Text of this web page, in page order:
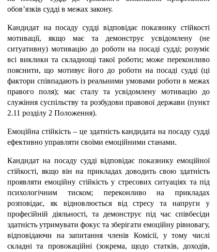
обов’язків судді в межах закону.
Кандидат на посаду судді відповідає показнику стійкості
мотивації, якщо має та демонструє усвідомлену (не
ситуативну) мотивацію до роботи на посаді судді; розуміє
всі виклики та складнощі такої роботи; може переконливо
пояснити, що мотивує його до роботи на посаді судді (ці
фактори співпадають із реальними умовами роботи в межах
правого поля); має сталу та усвідомлену мотивацію до
служіння суспільству та розбудови правової держави (пункт
2.11 розділу 2 Положення).
Емоційна стійкість – це здатність кандидата на посаду судді
ефективно управляти своїми емоційними станами.
Кандидат на посаду судді відповідає показнику емоційної
стійкості, якщо він на прикладах доводить свою здатність
проявляти емоційну стійкість у стресових ситуаціях та під
психологічним тиском; переконливо на прикладах
розповідає, як відновлюється від стресу та напруги у
професійній діяльності, та демонструє під час співбесіди
здатність утримувати фокус та зберігати емоційну рівновагу,
відповідаючи на запитання членів Комісії, у тому числі
складні та провокаційні (зокрема, щодо статків, доходів,